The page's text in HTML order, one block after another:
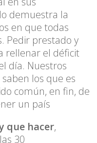
demuestra la
en que todas
Pedir prestado y
rellenar el déficit
día. Nuestros
los que es
común, en fin, de
un país
que hacer,
30